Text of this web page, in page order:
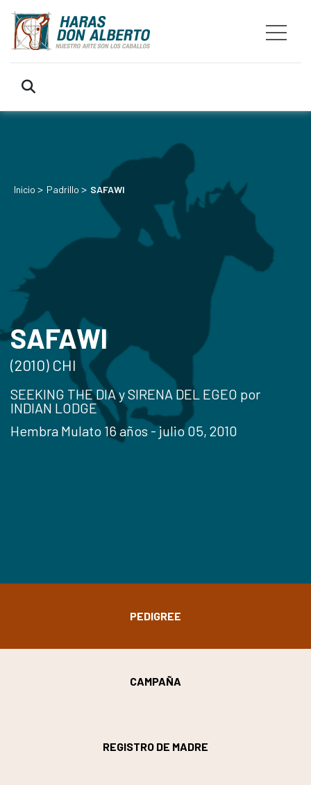
Inicio > Padrillo > SAFAWI
SAFAWI
(2010) CHI
SEEKING THE DIA y SIRENA DEL EGEO por
INDIAN LODGE
Hembra Mulato 16 años - julio 05, 2010
PEDIGREE
CAMPAÑA
REGISTRO DE MADRE